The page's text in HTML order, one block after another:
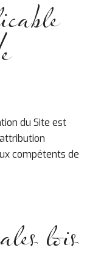
du Site est
compétents de
lois